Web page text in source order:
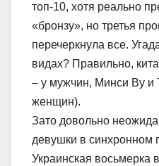
топ-10, хотя реально
«бронзу», но третья
перечеркнула все.
видах? Правильно,
– у мужчин, Минси Ву
женщин).
Зато довольно
девушки в синхронном
Украинская восьмерка